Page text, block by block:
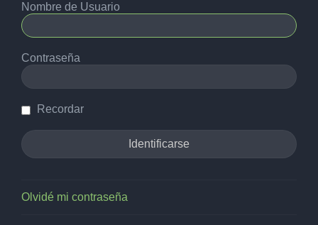
Nombre de Usuario
Contraseña
Recordar
Olvidé mi contraseña